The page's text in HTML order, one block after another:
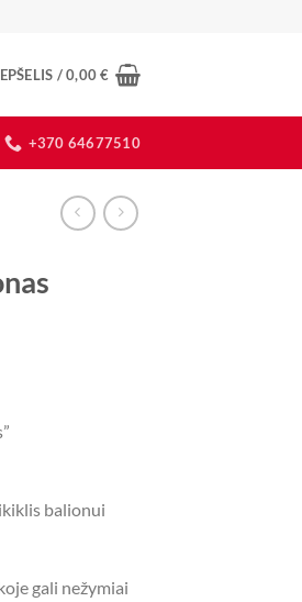
/0,00€
+370 64677510
balionui
gali nežymiai